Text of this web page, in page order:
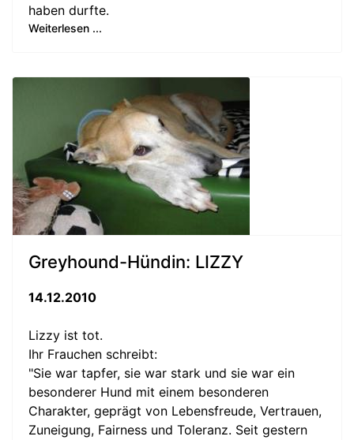
haben durfte.
Weiterlesen ...
Greyhound-Hündin: LIZZY
14.12.2010
Lizzy ist tot.
Ihr Frauchen schreibt:
"Sie war tapfer, sie war stark und sie war ein
besonderer Hund mit einem besonderen
Charakter, geprägt von Lebensfreude, Vertrauen,
Zuneigung, Fairness und Toleranz. Seit gestern